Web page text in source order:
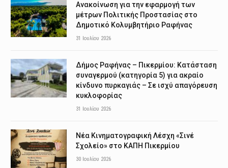
Ανακοίνωση για την εφαρμογή των
μέτρων Πολιτικής Προστασίας στο
Δημοτικό Κολυμβητήριο Ραφήνας
31 Ιουλίου 2026
Δήμος Ραφήνας – Πικερμίου: Κατάσταση
συναγερμού (κατηγορία 5) για ακραίο
κίνδυνο πυρκαγιάς – Σε ισχύ απαγόρευση
κυκλοφορίας
31 Ιουλίου 2026
Νέα Κινηματογραφική Λέσχη «Σινέ
Σχολείο» στο ΚΑΠΗ Πικερμίου
30 Ιουλίου 2026